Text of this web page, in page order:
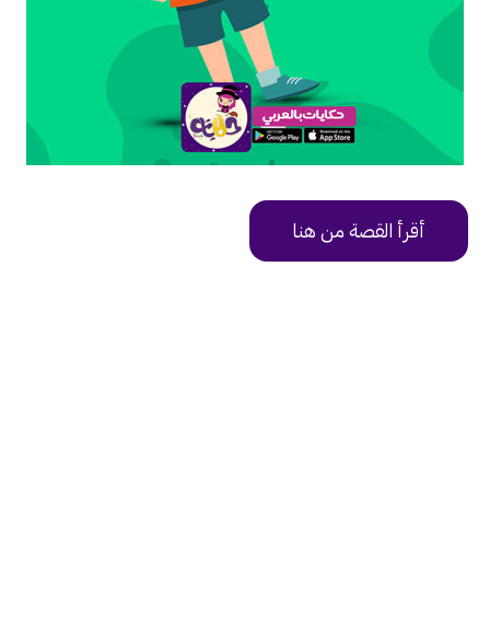
أقرأ القصة من هنا
https://uy9v6.app.goo.gl/i3ps